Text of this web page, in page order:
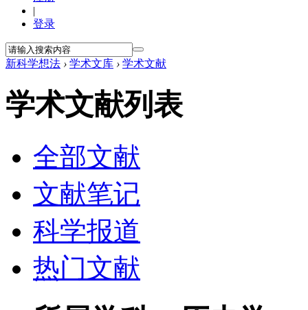
|
登录
新科学想法 › 学术文库 › 学术文献
学术文献列表
全部文献
文献笔记
科学报道
热门文献